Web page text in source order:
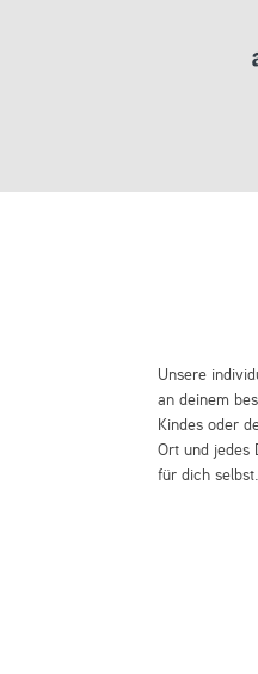
Unsere
an deinem
Kindes oder
Ort und jedes
für dich selbst.